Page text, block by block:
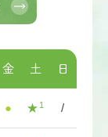
金 土 日
● ★ 1 /